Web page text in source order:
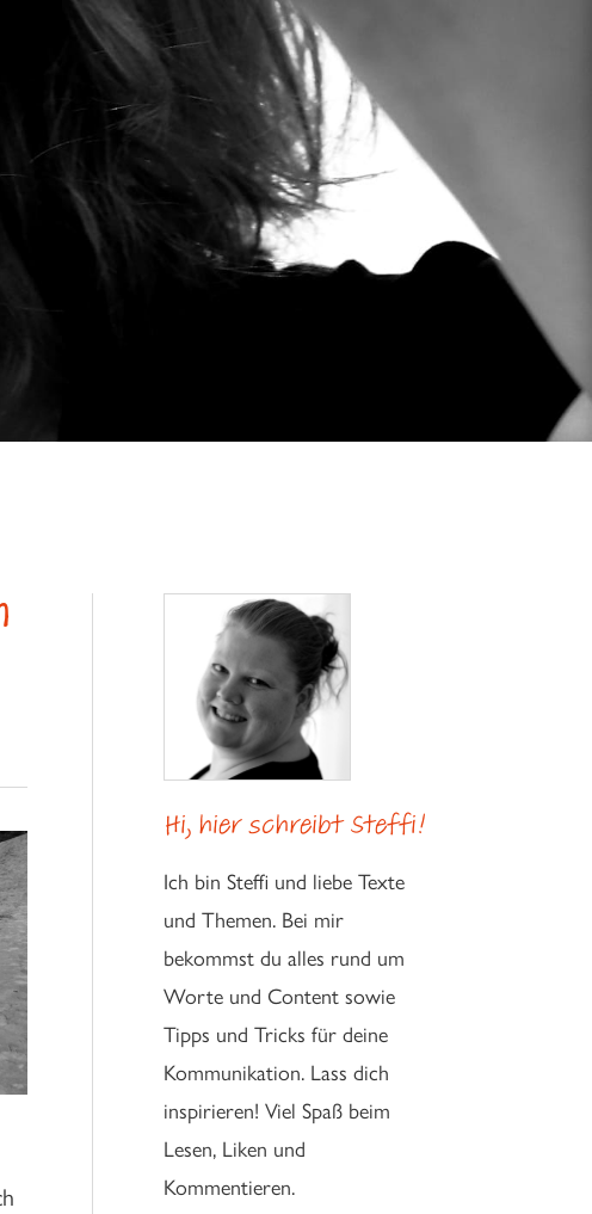
Hi, hier schreibt Steffi!
Ich bin Steffi und liebe Texte
und Themen. Bei mir
bekommst du alles rund um
Worte und Content sowie
Tipps und Tricks für deine
Kommunikation. Lass dich
inspirieren! Viel Spaß beim
Lesen, Liken und
Kommentieren.